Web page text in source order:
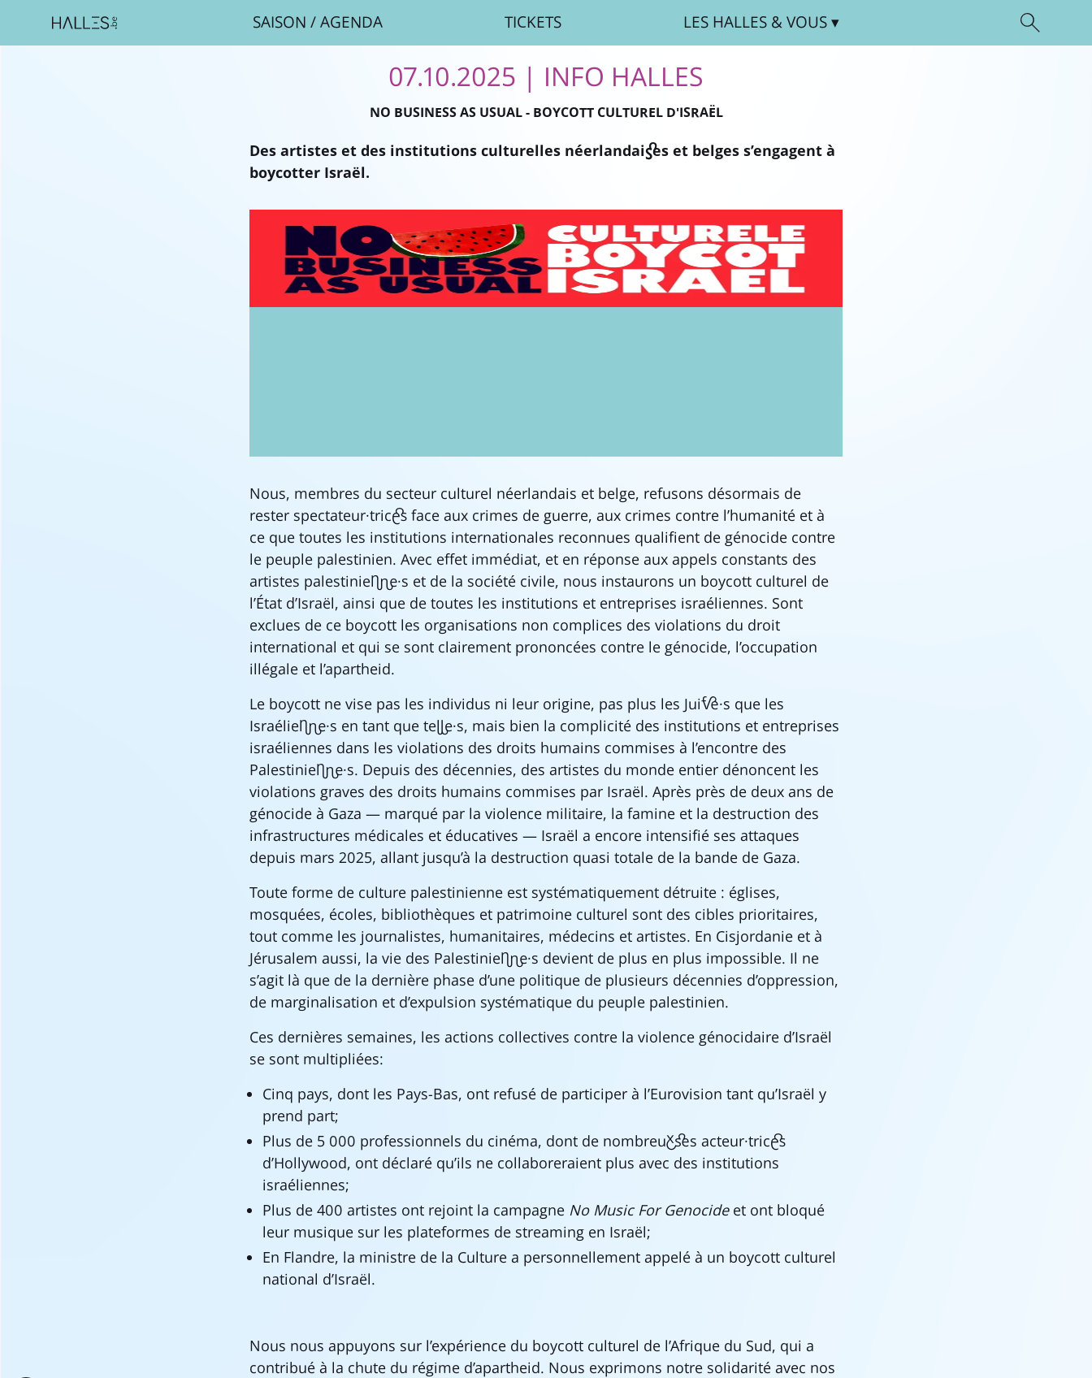
SAISON /AGENDA TICKETS LES HALLES & VOUS
07.10.2025 | INFO HALLES
NO BUSINESS AS USUAL - BOYCOTT CULTUREL D'ISRAËL
Des artistes et des institutions culturelles néerlandais·es et belges s’engagent à
boycotter Israël.
Nous, membres du secteur culturel néerlandais et belge, refusons désormais de
rester spectateur·trice·s face aux crimes de guerre, aux crimes contre l’humanité et à
ce que toutes les institutions internationales reconnues qualifient de génocide contre
le peuple palestinien. Avec effet immédiat, et en réponse aux appels constants des
artistes palestinien·ne·s et de la société civile, nous instaurons un boycott culturel de
l’État d’Israël, ainsi que de toutes les institutions et entreprises israéliennes. Sont
exclues de ce boycott les organisations non complices des violations du droit
international et qui se sont clairement prononcées contre le génocide, l’occupation
illégale et l’apartheid.
Le boycott ne vise pas les individus ni leur origine, pas plus les Juif·ve·s que les
Israélien·ne·s en tant que tel·le·s, mais bien la complicité des institutions et entreprises
israéliennes dans les violations des droits humains commises à l’encontre des
Palestinien·ne·s. Depuis des décennies, des artistes du monde entier dénoncent les
violations graves des droits humains commises par Israël. Après près de deux ans de
génocide à Gaza — marqué par la violence militaire, la famine et la destruction des
infrastructures médicales et éducatives — Israël a encore intensifié ses attaques
depuis mars 2025, allant jusqu’à la destruction quasi totale de la bande de Gaza.
Toute forme de culture palestinienne est systématiquement détruite : églises,
mosquées, écoles, bibliothèques et patrimoine culturel sont des cibles prioritaires,
tout comme les journalistes, humanitaires, médecins et artistes. En Cisjordanie et à
Jérusalem aussi, la vie des Palestinien·ne·s devient de plus en plus impossible. Il ne
s’agit là que de la dernière phase d’une politique de plusieurs décennies d’oppression,
de marginalisation et d’expulsion systématique du peuple palestinien.
Ces dernières semaines, les actions collectives contre la violence génocidaire d’Israël
se sont multipliées:
Cinq pays, dont les Pays-Bas, ont refusé de participer à l’Eurovision tant qu’Israël y
prend part;
Plus de 5 000 professionnels du cinéma, dont de nombreux·ses acteur·trice·s
d’Hollywood, ont déclaré qu’ils ne collaboreraient plus avec des institutions
israéliennes;
Plus de 400 artistes ont rejoint la campagne No Music For Genocideet ont bloqué
leur musique sur les plateformes de streaming en Israël;
En Flandre, la ministre de la Culture a personnellement appelé à un boycott culturel
national d’Israël.
Nous nous appuyons sur l’expérience du boycott culturel de l’Afrique du Sud, qui a
contribué à la chute du régime d’apartheid. Nous exprimons notre solidarité avec nos